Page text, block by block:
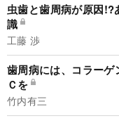
虫歯と歯周病が原因!?
識
工藤 渉
歯周病には、コラー
Ｃを
竹内有三